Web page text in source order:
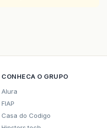
CONHECA O GRUPO
Alura
FIAP
Casa do Codigo